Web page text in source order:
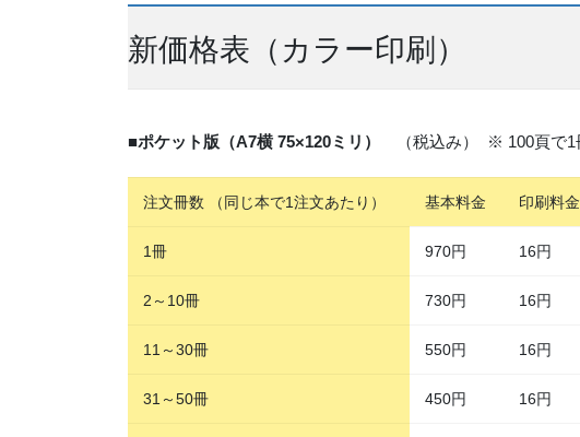
新価格表（カラー印刷）
■ポケット版（A7横 75×120ミリ） （税込み） ※ 100頁で1
注文冊数 （同じ本で1注文あたり） 基本料金 印刷料
1冊 970円 16円
2～10冊 730円 16円
11～30冊 550円 16円
31～50冊 450円 16円